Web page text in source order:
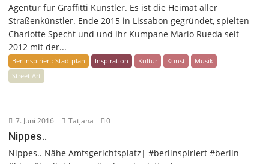
Agentur für Graffitti Künstler. Es ist die Heimat aller
Straßenkünstler. Ende 2015 in Lissabon gegründet, spielten
Charlotte Specht und und ihr Kumpane Mario Rueda seit
2012 mit der...
Berlinspiriert: Stadtplan Inspiration Kultur Kunst
Musik
Street Art
7. Juni 2016 Tatjana 0
Nippes..
Nippes.. Nähe Amtsgerichtsplatz| #berlinspiriert #berlin